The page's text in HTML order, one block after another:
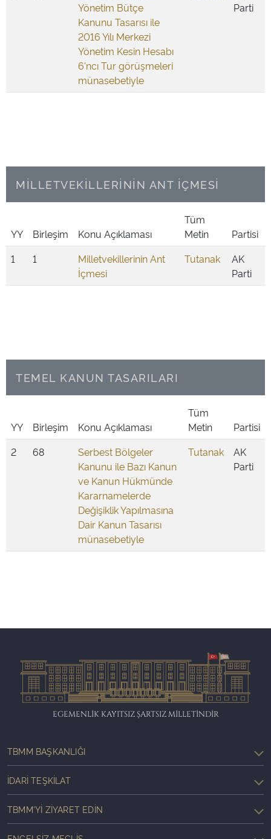
Yönetim Bütçe
Kanunu Tasarısı ile
2016 Yılı Merkezi
Yönetim Kesin Hesabı
6'ncı Tur görüşmeleri
münasebetiyle
Parti
MİLLETVEKİLLERİNİN ANT İÇMESİ
YY Birleşim Konu Açıklaması
Tüm
Metin
Partisi
1
1
Milletvekillerinin Ant
İçmesi
Tutanak
AK
Parti
TEMEL KANUN TASARILARI
YY Birleşim Konu Açıklaması
Tüm
Metin
Partisi
2
68
Serbest Bölgeler
Kanunu ile Bazı Kanun
ve Kanun Hükmünde
Kararnamelerde
Değişiklik Yapılmasına
Dair Kanun Tasarısı
münasebetiyle
Tutanak
AK
Parti
EGEMENLİK KAYITSIZ ŞARTSIZ MİLLETİNDİR
TBMM BAŞKANLIĞI
İDARI TEŞKILAT
TBMM'YI ZIYARET EDIN